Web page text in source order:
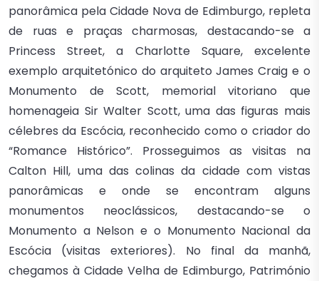
panorâmica pela Cidade Nova de Edimburgo, repleta
de ruas e praças charmosas, destacando-se a
Princess Street, a Charlotte Square, excelente
exemplo arquitetónico do arquiteto James Craig e o
Monumento de Scott, memorial vitoriano que
homenageia Sir Walter Scott, uma das figuras mais
célebres da Escócia, reconhecido como o criador do
“Romance Histórico”. Prosseguimos as visitas na
Calton Hill, uma das colinas da cidade com vistas
panorâmicas e onde se encontram alguns
monumentos neoclássicos, destacando-se o
Monumento a Nelson e o Monumento Nacional da
Escócia (visitas exteriores). No final da manhã,
chegamos à Cidade Velha de Edimburgo, Património